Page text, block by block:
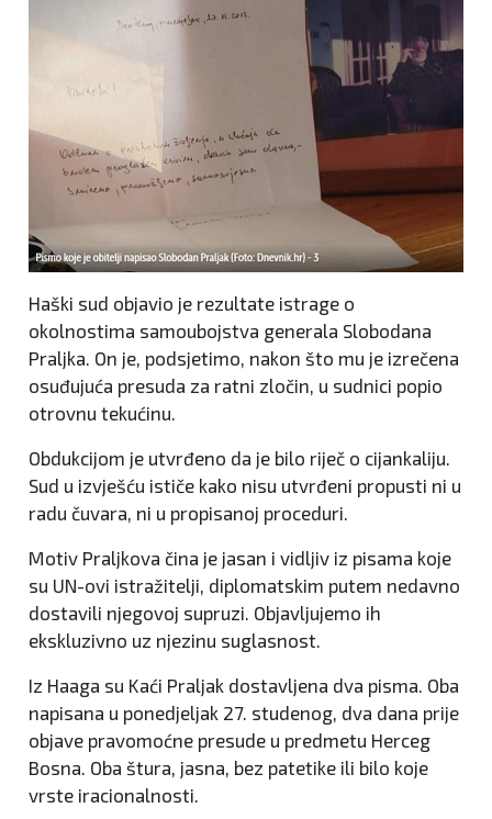
Haški sud objavio je rezultate istrage o
okolnostima samoubojstva generala Slobodana
Praljka. On je, podsjetimo, nakon što mu je izrečena
osuđujuća presuda za ratni zločin, u sudnici popio
otrovnu tekućinu.
Obdukcijom je utvrđeno da je bilo riječ o cijankaliju.
Sud u izvješću ističe kako nisu utvrđeni propusti ni u
radu čuvara, ni u propisanoj proceduri.
Motiv Praljkova čina je jasan i vidljiv iz pisama koje
su UN-ovi istražitelji, diplomatskim putem nedavno
dostavili njegovoj supruzi. Objavljujemo ih
ekskluzivno uz njezinu suglasnost.
Iz Haaga su Kaći Praljak dostavljena dva pisma. Oba
napisana u ponedjeljak 27. studenog, dva dana prije
objave pravomoćne presude u predmetu Herceg
Bosna. Oba štura, jasna, bez patetike ili bilo koje
vrste iracionalnosti.